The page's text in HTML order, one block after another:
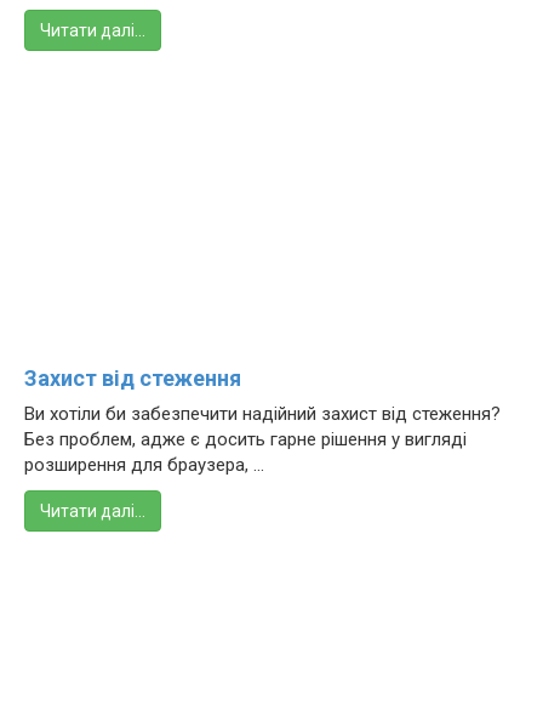
Читати далі…
Захист від стеження
Ви хотіли би забезпечити надійний захист від стеження?
Без проблем, адже є досить гарне рішення у вигляді
розширення для браузера, ...
Читати далі…